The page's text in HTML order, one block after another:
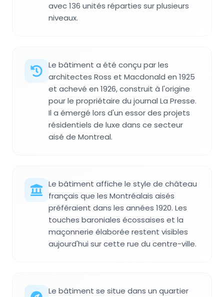
avec 136 unités réparties sur plusieurs
niveaux.
Le bâtiment a été conçu par les
architectes Ross et Macdonald en 1925
et achevé en 1926, construit à l'origine
pour le propriétaire du journal La Presse.
Il a émergé lors d'un essor des projets
résidentiels de luxe dans ce secteur
aisé de Montreal.
Le bâtiment affiche le style de château
français que les Montréalais aisés
préféraient dans les années 1920. Les
touches baroniales écossaises et la
maçonnerie élaborée restent visibles
aujourd'hui sur cette rue du centre-ville.
Le bâtiment se situe dans un quartier